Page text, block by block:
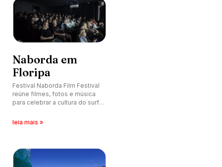
Naborda em
Floripa
Festival Naborda Film Festival
reúne filmes, fotos e música
para celebrar a cultura do surfe
leia mais »